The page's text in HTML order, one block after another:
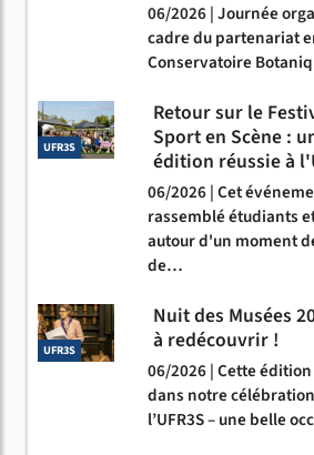
06/2026 | Journée
cadre du partenariat
Conservatoire
UFR3S
Retour sur le
Sport en Scène :
édition réussie à
06/2026 | Cet
rassemblé étudiants
autour d'un moment
de…
UFR3S
Nuit des Musées
à redécouvrir !
06/2026 | Cette
dans notre
l’UFR3S – une belle